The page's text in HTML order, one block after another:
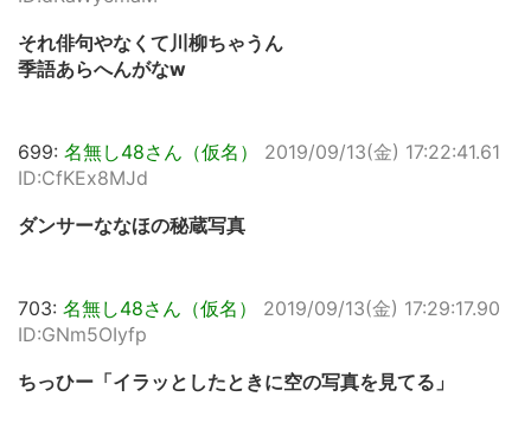
それ俳句やなくて川柳ちゃうん
季語あらへんがなw
699: 名無し48さん（仮名）
2019/09/13(金) 17:22:41.61
ID:CfKEx8MJd
ダンサーななほの秘蔵写真
703: 名無し48さん（仮名）
2019/09/13(金) 17:29:17.90
ID:GNm5OIyfp
ちっひー「イラッとしたときに空の写真を見てる」